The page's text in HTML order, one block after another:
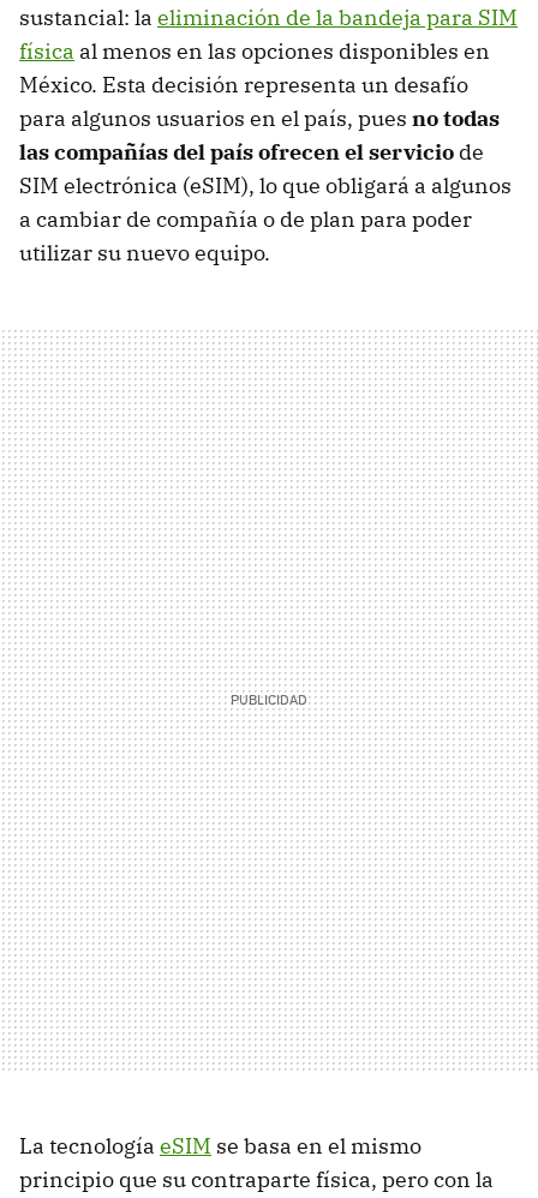
sustancial: la eliminación de la bandeja para SIM
física al menos en las opciones disponibles en
México. Esta decisión representa un desafío
para algunos usuarios en el país, pues no todas
las compañías del país ofrecen el servicio de
SIM electrónica (eSIM), lo que obligará a algunos
a cambiar de compañía o de plan para poder
utilizar su nuevo equipo.
La tecnología eSIM se basa en el mismo
principio que su contraparte física, pero con la